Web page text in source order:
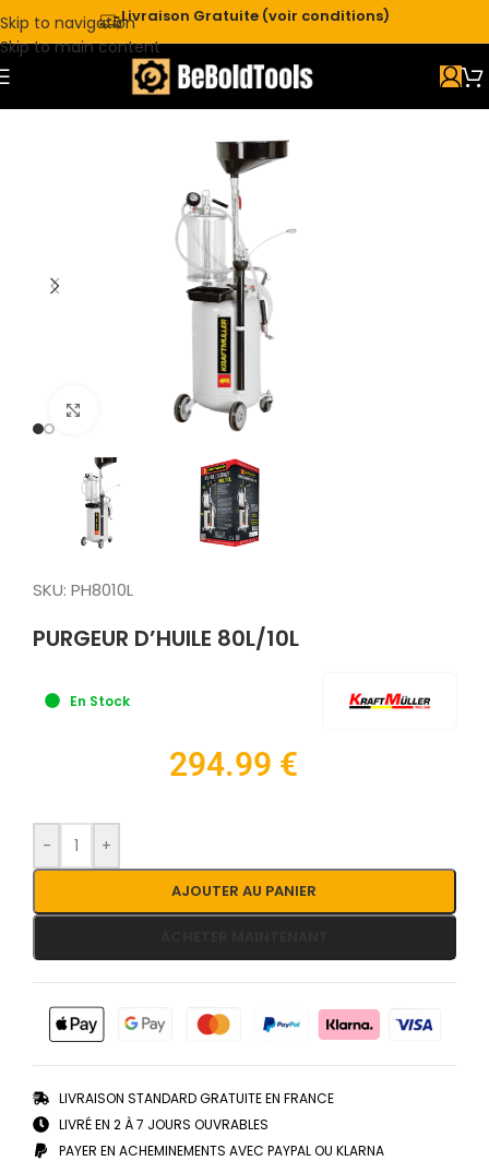
Skip to navigation
Skip to main content
Livraison Gratuite (voir conditions)
Click to enlarge
SKU: PH8010L
PURGEUR D’HUILE 80L/10L
En Stock
294.99 €
- +
AJOUTER AU PANIER
LIVRAISON STANDARD GRATUITE EN FRANCE
LIVRÉ EN 2 À 7 JOURS OUVRABLES
PAYER EN ACHEMINEMENTS AVEC PAYPAL OU KLARNA